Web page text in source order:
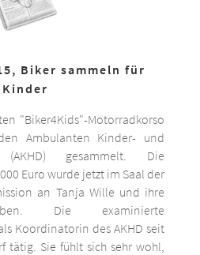
Biker sammeln für
Kinder
"Biker4Kids"-Motorradkorso
Ambulanten Kinder- und
(AKHD) gesammelt. Die
Euro wurde jetzt im Saal der
an Tanja Wille und ihre
Die examinierte
Koordinatorin des AKHD seit
tätig. Sie fühlt sich sehr wohl,